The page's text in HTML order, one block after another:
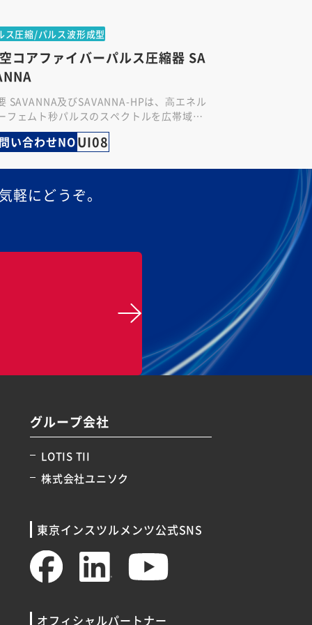
ス圧縮/パルス波形成型
コアファイバーパルス圧縮器 SA
SAVANNA及びSAVANNA-HPは、⾼エネル
フェムト秒パルスのスペクトルを広帯域化
極短パルスへと圧縮するハイエンド・コン
ッサーシステムで…
い合わせNOUI08
軽にどうぞ。
グループ会社
LOTIS TII
株式会社ユニソク
東京インスツルメンツ公式SNS
オフィシャルパートナー